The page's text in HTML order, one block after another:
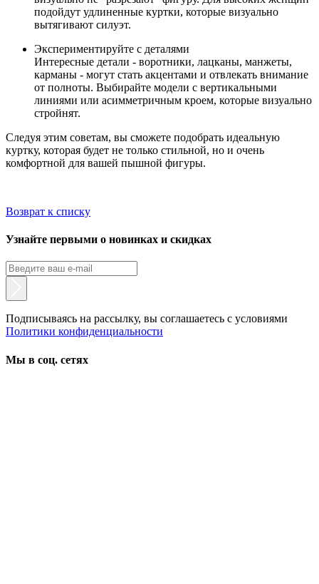
подойдут удлиненные куртки, которые визуально
вытягивают силуэт.
Экспериментируйте с деталями
Интересные детали - воротники, лацканы, манжеты,
карманы - могут стать акцентами и отвлекать внимание
от полноты. Выбирайте модели с вертикальными
линиями или асимметричным кроем, которые визуально
стройнят.
Следуя этим советам, вы сможете подобрать идеальную
куртку, которая будет не только стильной, но и очень
комфортной для вашей пышной фигуры.
Возврат к списку
Узнайте первыми о новинках и скидках
Подписываясь на рассылку, вы соглашаетесь с условиями
Политики конфиденциальности
Мы в соц. сетях